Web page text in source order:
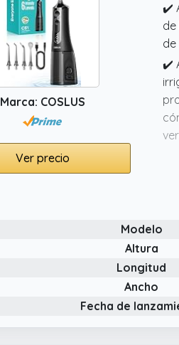
Marca: COSLUS
Ver precio
✔️
de
✔️
✔️
✔️
Modelo
Altura
Longitud
Ancho
Fecha de